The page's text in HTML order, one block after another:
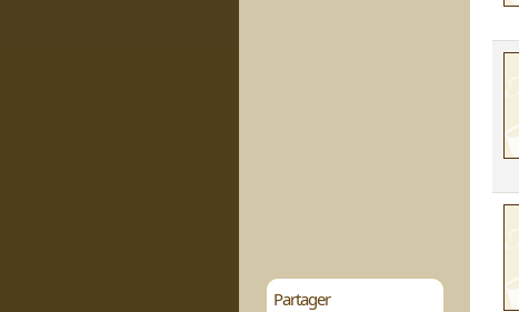
Partager